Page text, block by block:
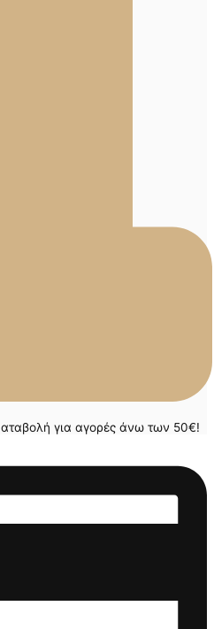
για αγορές άνω των 50€!